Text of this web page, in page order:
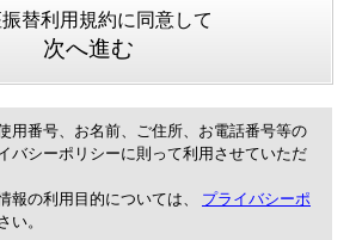
替利用規約に同意して
次へ進む
用番号、お名前、ご住所、お電話番号等の
バシーポリシーに則って利用させていただ
報の利用目的については、 プライバシーポ
い。